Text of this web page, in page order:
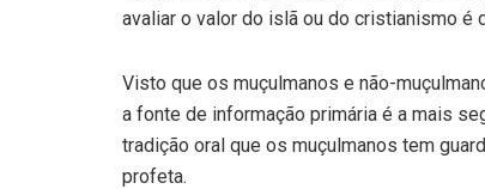
avaliar o valor do islã ou do cristianismo
Visto que os muçulmanos e não-
a fonte de informação primária é a mais
tradição oral que os muçulmanos tem
profeta.